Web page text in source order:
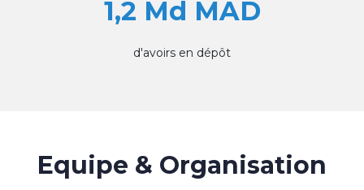
1,2 Md MAD
d'avoirs en dépôt
Equipe & Organisation